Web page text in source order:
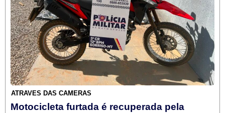
ATRAVÉS DAS CÂMERAS
Motocicleta furtada é recuperada pela